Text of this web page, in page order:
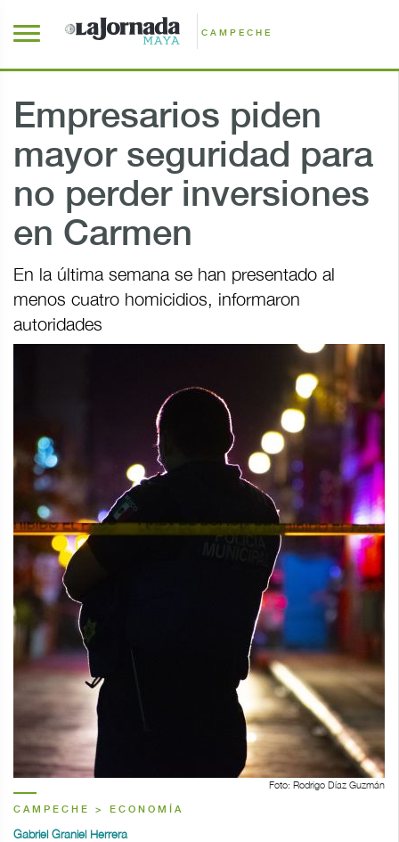
CAMPECHE
Empresarios piden
mayor seguridad para
no perder inversiones
en Carmen
En la última semana se han presentado al
menos cuatro homicidios, informaron
autoridades
Foto: Rodrigo Díaz Guzmán
CAMPECHE > ECONOMÍA
Gabriel Graniel Herrera